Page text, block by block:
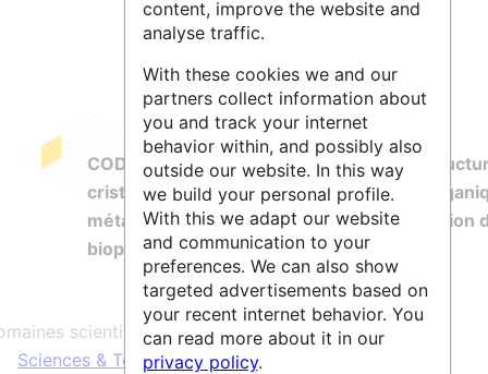
COD est une entrepôt en libre accès de
cristallines de composés organiques,
métallo-organiques et minéraux, à l'exclusion
biopolymères.
scientifiques :
Sciences & Technologies
content, improve the website and
analyse traffic.
With these cookies we and our
partners collect information about
you and track your internet
behavior within, and possibly also
outside our website. In this way
we build your personal profile.
With this we adapt our website
and communication to your
preferences. We can also show
targeted advertisements based on
your recent internet behavior. You
can read more about it in our
privacy policy.